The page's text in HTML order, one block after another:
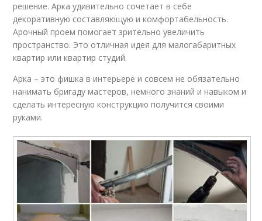
решение. Арка удивительно сочетает в себе
декоративную составляющую и комфортабельность.
Арочный проем помогает зрительно увеличить
пространство. Это отличная идея для малогабаритных
квартир или квартир студий.
Арка – это фишка в интерьере и совсем не обязательно
нанимать бригаду мастеров, немного знаний и навыком и
сделать интересную конструкцию получится своими
руками.